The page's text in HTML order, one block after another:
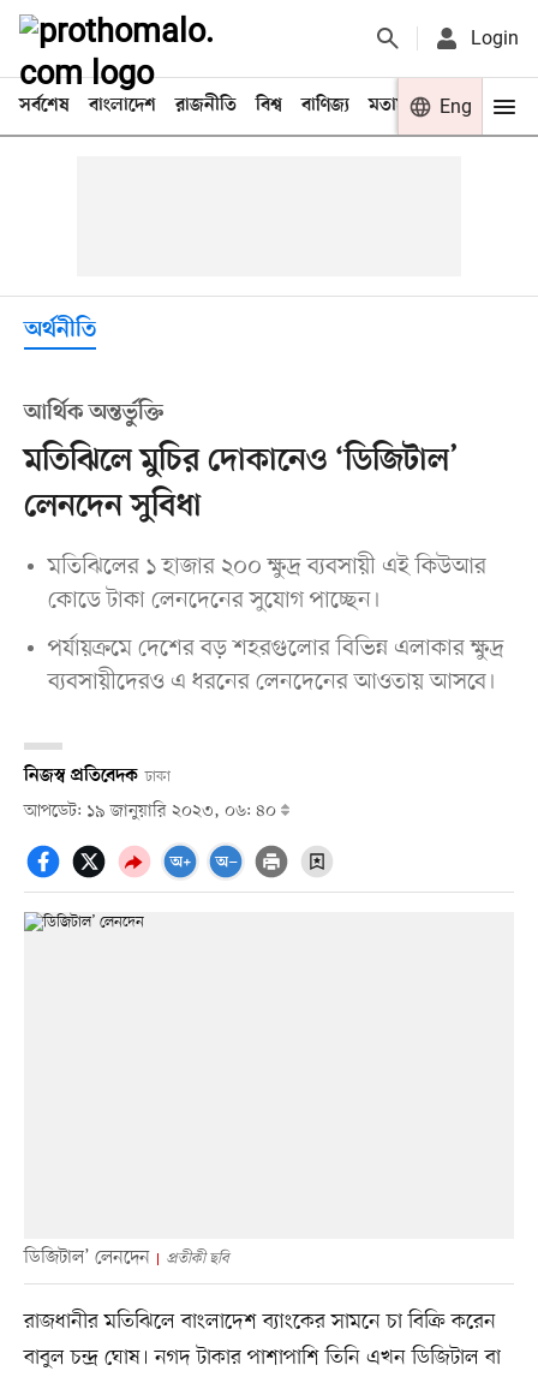
Login
সর্বশেষ বাংলাদেশ রাজনীতি বিশ্ব বাণিজ্য মতামত খেলা
Eng
অর্থনীতি
আর্থিক অন্তর্ভুক্তি
মতিঝিলে মুচির দোকানেও ‘ডিজিটাল’
লেনদেন সুবিধা
মতিঝিলের ১ হাজার ২০০ ক্ষুদ্র ব্যবসায়ী এই কিউআর
কোডে টাকা লেনদেনের সুযোগ পাচ্ছেন।
পর্যায়ক্রমে দেশের বড় শহরগুলোর বিভিন্ন এলাকার ক্ষুদ্র
ব্যবসায়ীদেরও এ ধরনের লেনদেনের আওতায় আসবে।
নিজস্ব প্রতিবেদক ঢাকা
আপডেট: ১৯ জানুয়ারি ২০২৩, ০৬: ৪০
ডিজিটাল’ লেনদেন প্রতীকী ছবি
রাজধানীর মতিঝিলে বাংলাদেশ ব্যাংকের সামনে চা বিক্রি করেন
বাবুল চন্দ্র ঘোষ। নগদ টাকার পাশাপাশি তিনি এখন ডিজিটাল বা